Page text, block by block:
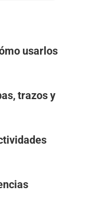
usarlos
trazos y